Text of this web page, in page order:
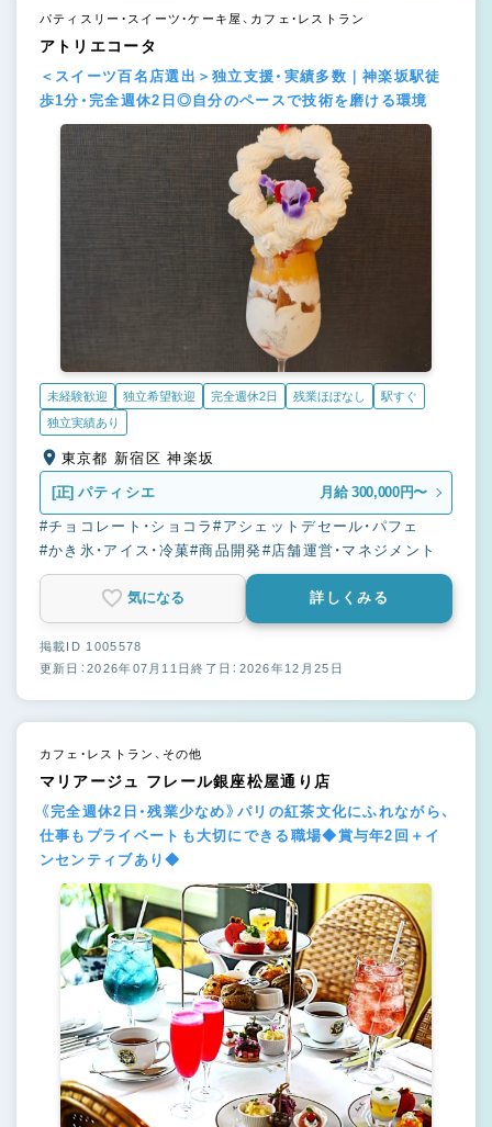
パティスリー・スイーツ・ケーキ屋、カフェ・レストラン
アトリエコータ
＜スイーツ百名店選出＞独立支援・実績多数｜神楽坂駅徒
歩1分・完全週休2日◎自分のペースで技術を磨ける環境
未経験歓迎 独立希望歓迎 完全週休2日 残業ほぼなし
駅すぐ
独立実績あり
東京都 新宿区 神楽坂
[正] パティシエ 月給 300,000円〜
#チョコレート・ショコラ#アシェットデセール・パフェ
#かき氷・アイス・冷菓#商品開発#店舗運営・マネジメント
気になる 詳しくみる
掲載ID 1005578
更新日：2026年07月11日終了日：2026年12月25日
カフェ・レストラン、その他
マリアージュ フレール銀座松屋通り店
《完全週休2日・残業少なめ》パリの紅茶文化にふれながら、
仕事もプライベートも大切にできる職場◆賞与年2回＋イ
ンセンティブあり◆